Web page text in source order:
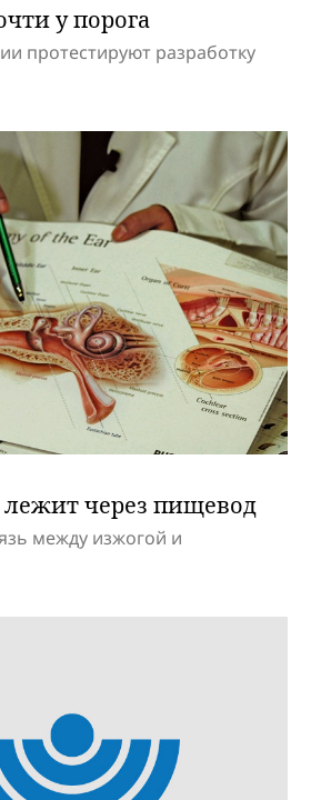
у порога
протестируют разработку
через пищевод
между изжогой и